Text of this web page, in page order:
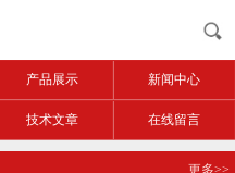
产品展示 新闻中心
技术文章 在线留言
更多>>